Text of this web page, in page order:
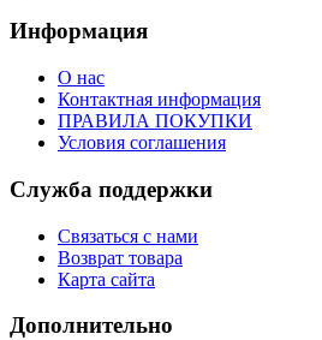
Информация
О нас
Контактная информация
ПРАВИЛА ПОКУПКИ
Условия соглашения
Служба поддержки
Связаться с нами
Возврат товара
Карта сайта
Дополнительно